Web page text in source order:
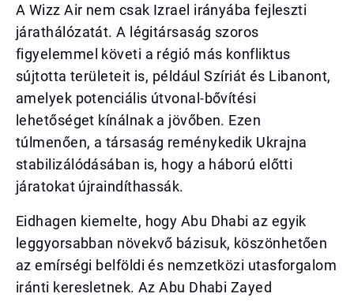
A Wizz Air nem csak Izrael irányába fejleszti
járathálózatát. A légitársaság szoros
figyelemmel követi a régió más konfliktus
sújtotta területeit is, például Szíriát és Libanont,
amelyek potenciális útvonal-bővítési
lehetőséget kínálnak a jövőben. Ezen
túlmenően, a társaság reménykedik Ukrajna
stabilizálódásában is, hogy a háború előtti
járatokat újraindíthassák.
Eidhagen kiemelte, hogy Abu Dhabi az egyik
leggyorsabban növekvő bázisuk, köszönhetően
az emírségi belföldi és nemzetközi utasforgalom
iránti keresletnek. Az Abu Dhabi Zayed